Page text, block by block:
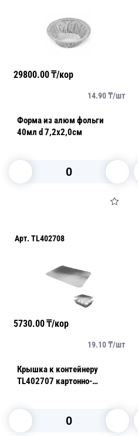
29800.00₸/кор
14.90₸/шт
Форма из алюм фольги
40мл d 7,2х2,0см
Арт. TL402708
5730.00₸/кор
19.10₸/шт
Крышка к контейнеру
TL402707 картонно-